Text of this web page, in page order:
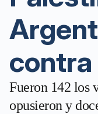
contra
Fueron 142 los
opusieron y